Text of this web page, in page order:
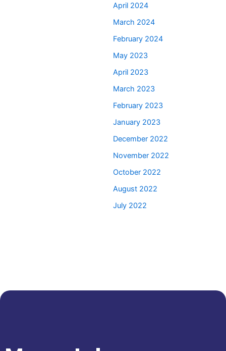
April 2024
March 2024
February 2024
May 2023
April 2023
March 2023
February 2023
January 2023
December 2022
November 2022
October 2022
August 2022
July 2022